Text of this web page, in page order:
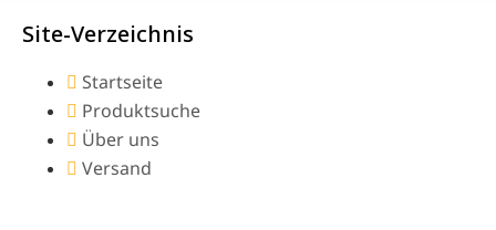
Site-Verzeichnis
Startseite
Produktsuche
Über uns
Versand